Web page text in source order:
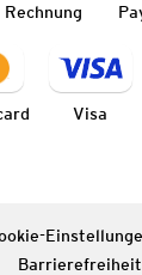
Rechnung
Visa
Barrierefreiheit